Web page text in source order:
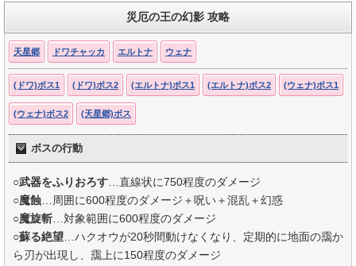
災厄の王の幻影 攻略
天星郷 ドワチャッカ エルトナ ウェナ
(ドワ)ボス1 (ドワ)ボス2 (エルトナ)ボス1 (エルトナ)ボス2 (ウェナ)ボス1
(ウェナ)ボス2 (天星郷)ボス
ボスの行動
○武器をふりおろす …直線状に750程度のダメージ
○魔蝕 …周囲に600程度のダメージ＋呪い＋混乱＋幻惑
○魔旋斬 …対象範囲に600程度のダメージ
○蘇る絶望 …ハクオウが20秒間動けなくなり、定期的に地面の靄か
ら刃が出現し、靄上に150程度のダメージ